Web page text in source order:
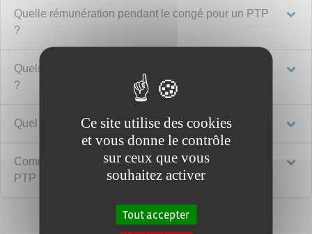
Quelle rémunération pendant le congé pour un PTP
?
Quels droits sociaux pendant le congé pour un PTP
?
Quel délai entre 2 PTP ?
Comment se faire accompagner pour réaliser un
PTP ?
Ce site utilise des cookies
et vous donne le contrôle
sur ceux que vous
souhaitez activer
Tout accepter